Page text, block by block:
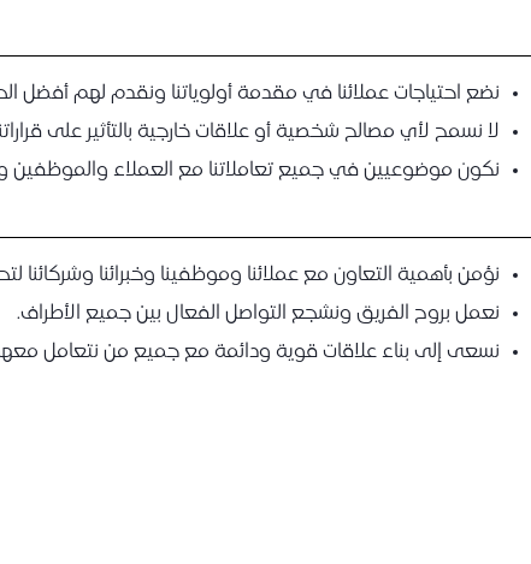
نضع احتياجات عملائنا في مقدمة أولوياتنا ونقدم لهم أفضل
لا نسمح لأي مصالح شخصية أو علاقات خارجية بالتأثير على
نكون موضوعيين في جميع تعاملاتنا مع العملاء والموظفين
نؤمن بأهمية التعاون مع عملائنا وموظفينا وخبرائنا وشركائنا
نعمل بروح الفريق ونشجع التواصل الفعال بين جميع الأطراف.
نسعى إلى بناء علاقات قوية ودائمة مع جميع من نتعامل